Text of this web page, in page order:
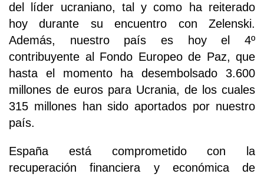
del líder ucraniano, tal y como ha reiterado
hoy durante su encuentro con Zelenski.
Además, nuestro país es hoy el 4º
contribuyente al Fondo Europeo de Paz, que
hasta el momento ha desembolsado 3.600
millones de euros para Ucrania, de los cuales
315 millones han sido aportados por nuestro
país.
España está comprometido con la
recuperación financiera y económica de